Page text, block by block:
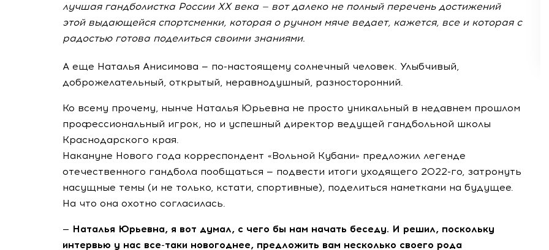
лучшая гандболистка России ХХ века — вот далеко не полный перечень достижений
этой выдающейся спортсменки, которая о ручном мяче ведает, кажется, все и которая с
радостью готова поделиться своими знаниями.
А еще Наталья Анисимова — по-настоящему солнечный человек. Улыбчивый,
доброжелательный, открытый, неравнодушный, разносторонний.
Ко всему прочему, нынче Наталья Юрьевна не просто уникальный в недавнем прошлом
профессиональный игрок, но и успешный директор ведущей гандбольной школы
Краснодарского края.
Накануне Нового года корреспондент «Вольной Кубани» предложил легенде
отечественного гандбола пообщаться — подвести итоги уходящего 2022-го, затронуть
насущные темы (и не только, кстати, спортивные), поделиться наметками на будущее.
На что она охотно согласилась.
— Наталья Юрьевна, я вот думал, с чего бы нам начать беседу. И решил, поскольку
интервью у нас все-таки новогоднее, предложить вам несколько своего рода